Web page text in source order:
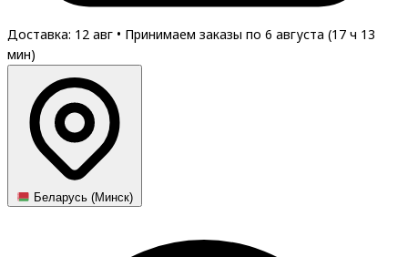
Доставка: 12 авг • Принимаем заказы по 6 августа (17 ч 13
мин)
Беларусь (Минск)